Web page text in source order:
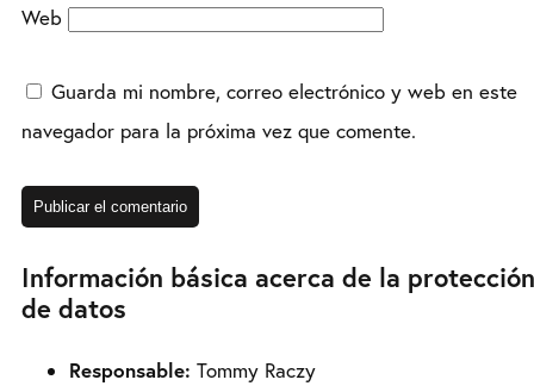
Web
Guarda mi nombre, correo electrónico y web en este
navegador para la próxima vez que comente.
Información básica acerca de la protección
de datos
Responsable: Tommy Raczy